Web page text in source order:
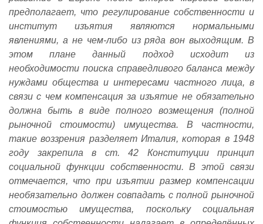
предполагает, что регулирование собственности и
институт изъятия являются нормальными
явлениями, а не чем-либо из ряда вон выходящим. В
этом плане данный подход исходит из
необходимости поиска справедливого баланса между
нуждами общества и интересами частного лица, в
связи с чем компенсация за изъятие не обязательно
должна быть в виде полного возмещения (полной
рыночной стоимости) имущества. В частности,
такие воззрения разделяет Италия, которая в 1948
году закрепила в ст. 42 Конституции принцип
социальной функции собственности. В этой связи
отмечается, что при изъятии размер компенсации
необязательно должен совпадать с полной рыночной
стоимостью имущества, поскольку социальная